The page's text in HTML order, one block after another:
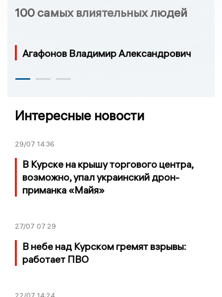
100 самых влиятельных людей
Агафонов Владимир Александрович
Интересные новости
29/07 14:36
В Курске на крышу торгового центра,
возможно, упал украинский дрон-
приманка «Майя»
27/07 07:29
В небе над Курском гремят взрывы:
работает ПВО